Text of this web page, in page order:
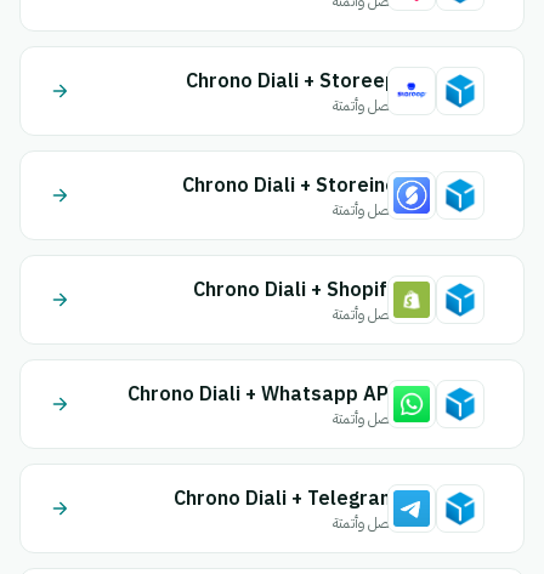
Chrono Diali + Storeep
اتصل وأتمتة
Chrono Diali + Storeino
اتصل وأتمتة
Chrono Diali + Shopify
اتصل وأتمتة
Chrono Diali + Whatsapp API
اتصل وأتمتة
Chrono Diali + Telegram
اتصل وأتمتة